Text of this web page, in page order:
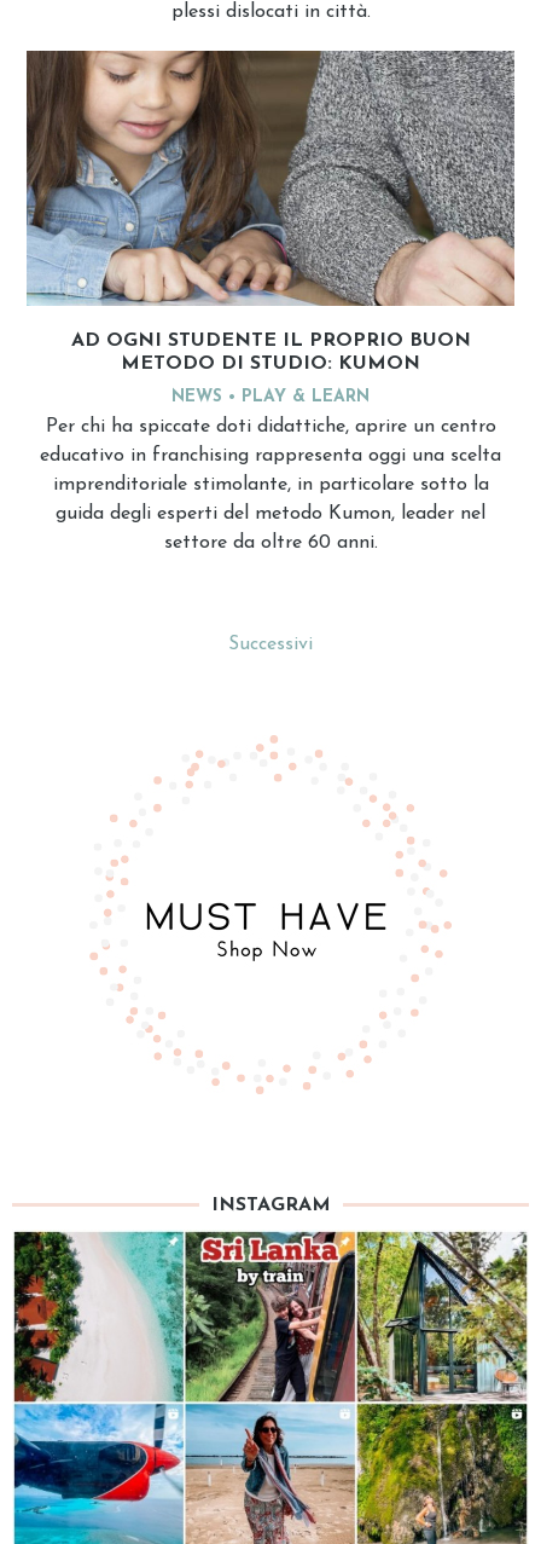
plessi dislocati in città.
AD OGNI STUDENTE IL PROPRIO BUON
METODO DI STUDIO: KUMON
NEWS PLAY & LEARN
Per chi ha spiccate doti didattiche, aprire un centro
educativo in franchising rappresenta oggi una scelta
imprenditoriale stimolante, in particolare sotto la
guida degli esperti del metodo Kumon, leader nel
settore da oltre 60 anni.
Successivi
INSTAGRAM